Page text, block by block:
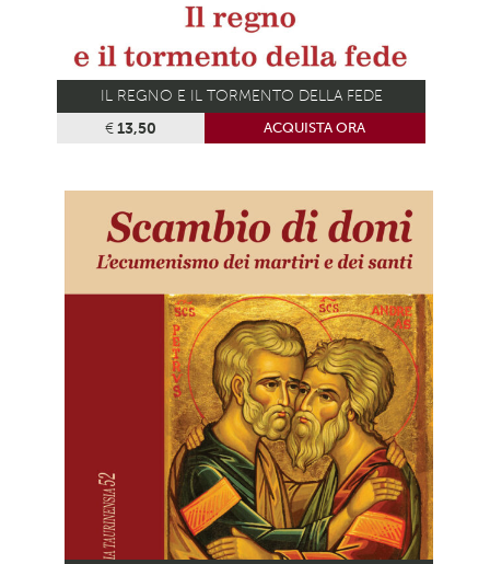
IL REGNO E IL TORMENTO DELLA FEDE
€13,50 ACQUISTA ORA